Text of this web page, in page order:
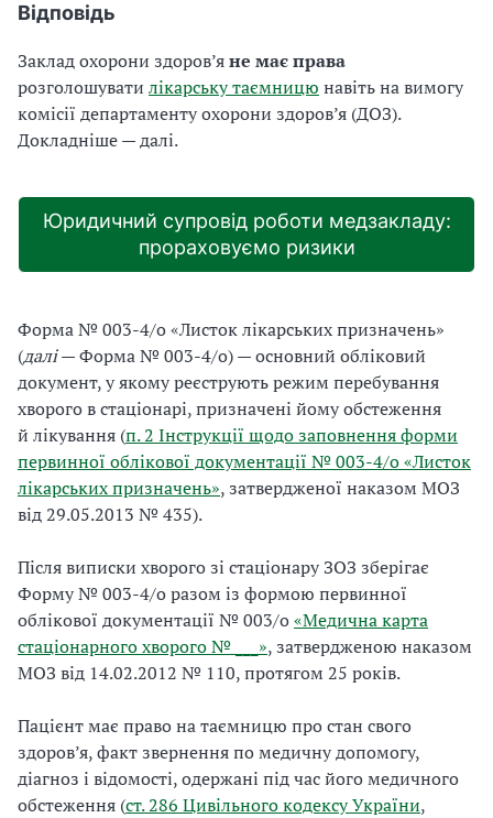
Відповідь
Заклад охорони здоров’яне має права
розголошувати лікарську таємницю навіть на вимогу
комісії департаменту охорони здоров’я (ДОЗ).
Докладніше — далі.
Юридичний супровід роботи медзакладу:
прораховуємо ризики
Форма № 003-4/о «Листок лікарських призначень»
(далі— Форма № 003-4/о) — основний обліковий
документ, у якому реєструють режим перебування
хворого в стаціонарі, призначені йому обстеження
й лікування (п. 2 Інструкції щодо заповнення форми
первинної облікової документації № 003-4/о «Листок
лікарських призначень», затвердженої наказом МОЗ
від 29.05.2013 № 435).
Після виписки хворого зі стаціонару ЗОЗ зберігає
Форму № 003-4/о разом із формою первинної
облікової документації № 003/о«Медична карта
стаціонарного хворого № ___», затвердженою наказом
МОЗ від 14.02.2012 № 110, протягом 25 років.
Пацієнт має право на таємницю про стан свого
здоров’я, факт звернення по медичну допомогу,
діагноз і відомості, одержані під час його медичного
обстеження (ст. 286 Цивільного кодексу України,